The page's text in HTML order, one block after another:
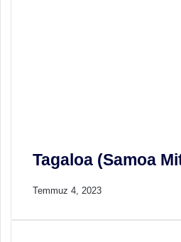
Tagaloa (Samoa
Temmuz 4, 2023